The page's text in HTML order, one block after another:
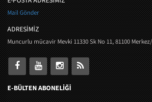
Mail Gönder
ADRESİMİZ
Muncurlu mücavir Mevki 11330 Sk No 11, 81100
E-BÜLTEN ABONELİĞİ